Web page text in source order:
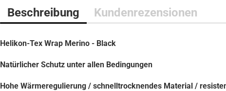
Beschreibung Kundenrezensionen
Helikon-Tex Wrap Merino - Black
Natürlicher Schutz unter allen Bedingungen
Hohe Wärmeregulierung / schnelltrocknendes Material /